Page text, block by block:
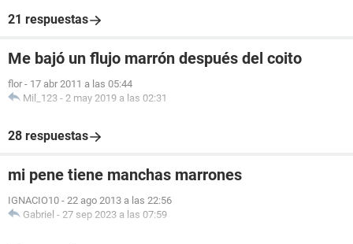
21 respuestas
Me bajó un flujo marrón después del coito
flor - 17 abr 2011 a las 05:44
Mil_123 - 2 may 2019 a las 02:31
28 respuestas
mi pene tiene manchas marrones
IGNACIO10 - 22 ago 2013 a las 22:56
Gabriel - 27 sep 2023 a las 07:59